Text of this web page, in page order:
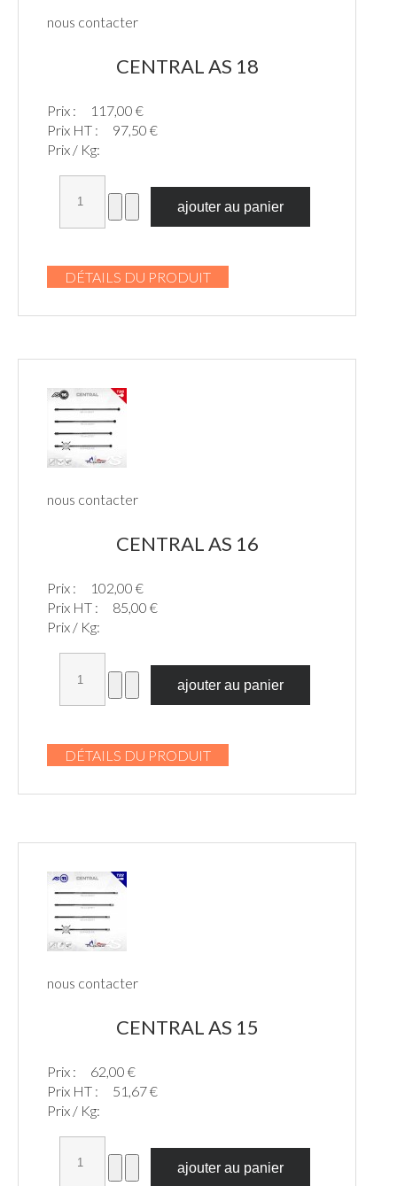
nous contacter
CENTRAL AS 18
Prix :
117,00 €
Prix HT :
97,50 €
Prix / Kg:
DÉTAILS DU PRODUIT
nous contacter
CENTRAL AS 16
Prix :
102,00 €
Prix HT :
85,00 €
Prix / Kg:
DÉTAILS DU PRODUIT
nous contacter
CENTRAL AS 15
Prix :
62,00 €
Prix HT :
51,67 €
Prix / Kg: